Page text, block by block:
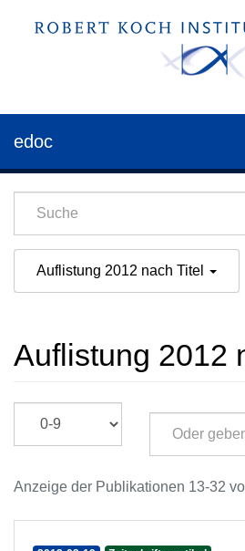
edoc
Auflistung 2012 nach Titel
Auflistung 2012
Anzeige der Publikationen 13-32